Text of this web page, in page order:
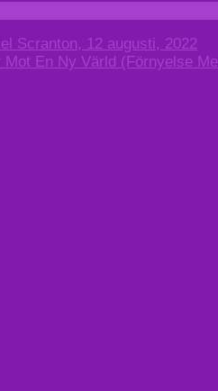
Scranton, 12 augusti, 2022
Mot En Ny Värld (Förnyelse